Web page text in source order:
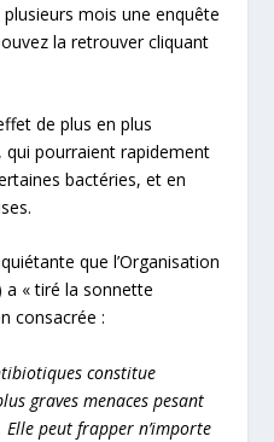
plusieurs mois une enquête
la retrouvercliquant
de plus en plus
pourraient rapidement
bactéries, et en
que l’Organisation
a « tiré la sonnette
consacrée :
constitue
graves menaces pesant
peut frapper n’importe